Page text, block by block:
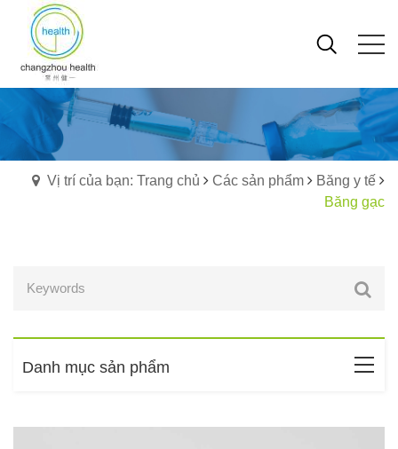
Vị trí của bạn: Trang chủ Các sản phẩm
Băng y tế
Băng gạc
Danh mục sản phẩm